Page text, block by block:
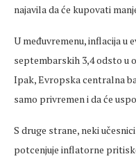
najavila da će kupovati
U međuvremenu, inflacija u
septembarskih 3,4 odsto u
Ipak, Evropska centralna
samo privremen i da će
S druge strane, neki
potcenjuje inflatorne